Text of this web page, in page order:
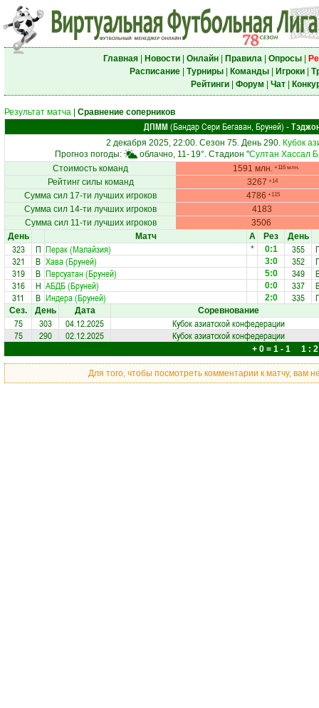
Главная| Новости| Онлайн| Правила| Опросы|
Расписание| Турниры| Команды| Игроки|
Рейтинги| Форум Чат|
Результат матча Сравнение соперников
ДПММ(Бандар Сери Бегаван, Бруней) -
2 декабря 2025, 22:00. Сезон 75. День 290. Кубок
Прогноз погоды:
облачно, 11- 19°. Стадион "Султан Хассал
Стоимость команд
1591 млн. +116 млн.
Рейтинг силы команд 3267 +14
Сумма сил 17-ти лучших игроков 4786 +115
Сумма сил 14-ти лучших игроков
4183
Сумма сил 11-ти лучших игроков
3506
День
Матч А Рез
323 П Перак (Малайзия) * 0:1
321 В Хава (Бруней) 3:0
319 В Персуатан (Бруней) 5:0
316 Н АБДБ (Бруней) 0:0
311 В Индера (Бруней) 2:0
День
355
352
349
337
335
Сез. День Дата Соревнование
75 303 04.12.2025
Кубок азиатской конфедерации
75
290 02.12.2025 Кубок азиатской конфедерации
+ 0 = 1 - 1 1 : 2
Для того, чтобы посмотреть комментарии к матчу, вам